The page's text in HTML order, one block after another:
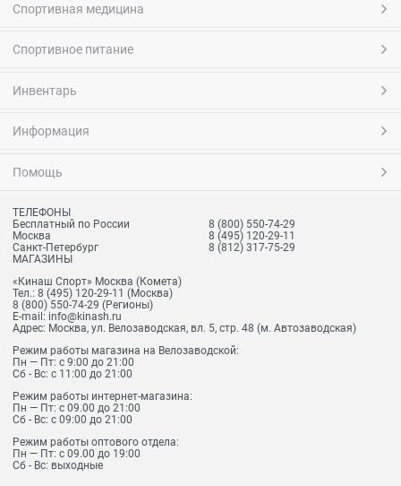
Спортивная медицина
Спортивное питание
Инвентарь
Информация
Помощь
ТЕЛЕФОНЫ
Бесплатный по России
8 (800) 550-74-29
Москва
8 (495) 120-29-11
Санкт-Петербург
8 (812) 317-75-29
МАГАЗИНЫ
«Кинаш Спорт» Москва (Комета)
Тел.: 8 (495) 120-29-11 (Москва)
8 (800) 550-74-29 (Регионы)
E-mail: info@kinash.ru
Адрес: Москва, ул. Велозаводская, вл. 5, стр. 48 (м. Автозаводская)
Режим работы магазина на Велозаводской:
Пн — Пт: с 9:00 до 21:00
Сб - Вс: с 11:00 до 21:00
Режим работы интернет-магазина:
Пн — Пт: с 09.00 до 21:00
Сб - Вс: с 09:00 до 21:00
Режим работы оптового отдела:
Пн — Пт: с 09.00 до 19:00
Сб - Вс: выходные